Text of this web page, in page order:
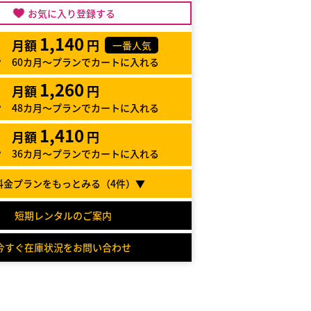
お気に入り登録する
月額 1,140 円
一番人気
60カ月～プランでカートに入れる
月額 1,260 円
48カ月～プランでカートに入れる
月額 1,410 円
36カ月～プランでカートに入れる
プランをもっとみる（4件）▼
短期レンタルのご案内
すぐ在庫状況をお問い合わせ